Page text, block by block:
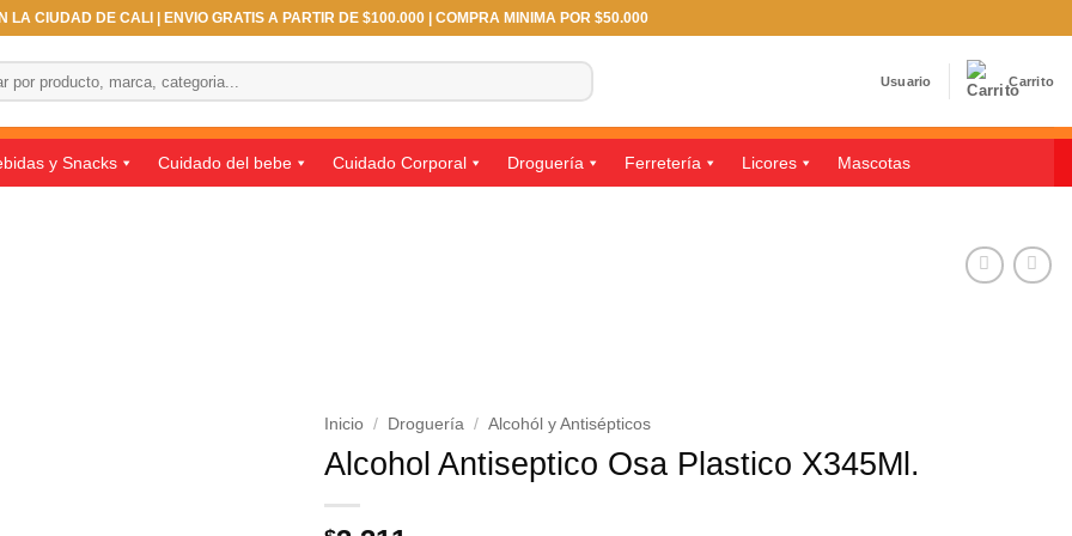
LA CIUDAD DE CALI | ENVIO GRATIS A PARTIR DE $100.000 | COMPRA MINIMA POR $50.000
Usuario Carrito
y Snacks Cuidado del bebe Cuidado Corporal Droguería Ferretería Licores Mascotas
Inicio / Droguería / Alcohól y Antisépticos
Alcohol Antiseptico Osa Plastico X345Ml.